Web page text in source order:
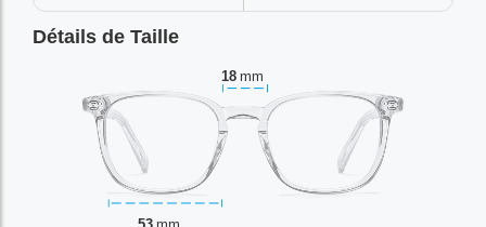
Détails de Taille
18 mm